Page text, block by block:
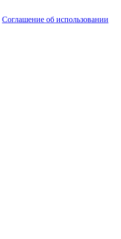
Соглашение об использовании